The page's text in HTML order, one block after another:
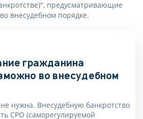
предусматривающие
внесудебном порядке.
гражданина
во внесудебном
нужна. Внесудебную банкротство
СРО (саморегулируемой
корректно
поля, согласитесь на
форму, я
сполитикой
долги
корректно
поля, согласитесь
данных,
с политикой